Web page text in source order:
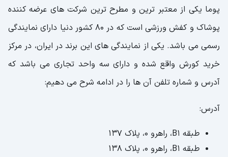
پوما یکی از معتبر ترین و مطرح ترین شرکت های عرضه کننده
پوشاک و کفش ورزشی است که در 80 کشور دنیا دارای نمایندگی
رسمی می باشد. یکی از نمایندگی های این برند در ایران، در مرکز
خرید کورش واقع شده و دارای سه واحد تجاری می باشد که
آدرس و شماره تلفن آن ها را در ادامه شرح می دهیم:
آدرس:
طبقه B1، راهرو 0، پلاک 137
طبقه B1، راهرو 0، پلاک 138